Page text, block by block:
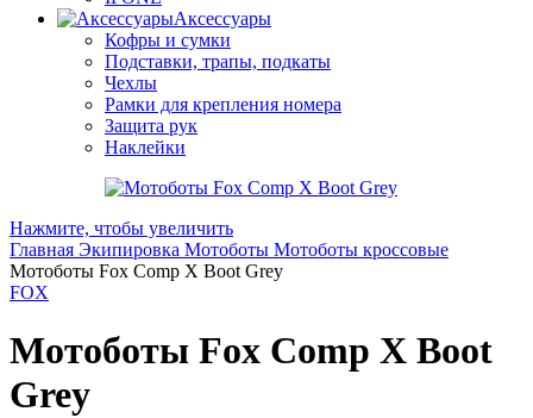
Аксессуары
Кофры и сумки
Подставки, трапы, подкаты
Чехлы
Рамки для крепления номера
Защита рук
Наклейки
Нажмите, чтобы увеличить
Главная Экипировка Мотоботы Мотоботы кроссовые
Мотоботы Fox Comp X Boot Grey
FOX
Мотоботы Fox Comp X Boot
Grey